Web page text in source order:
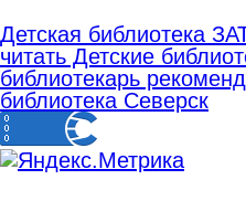
Детская библиотека
читать Детские
библиотекарь
библиотека Северск